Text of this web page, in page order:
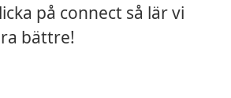
på connect så lär vi
bättre!